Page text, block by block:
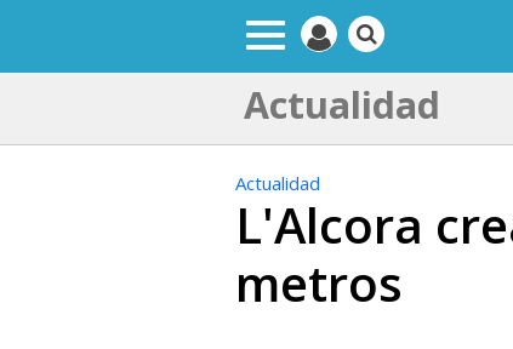
Actualidad
Actualidad
L'Alcora
metros